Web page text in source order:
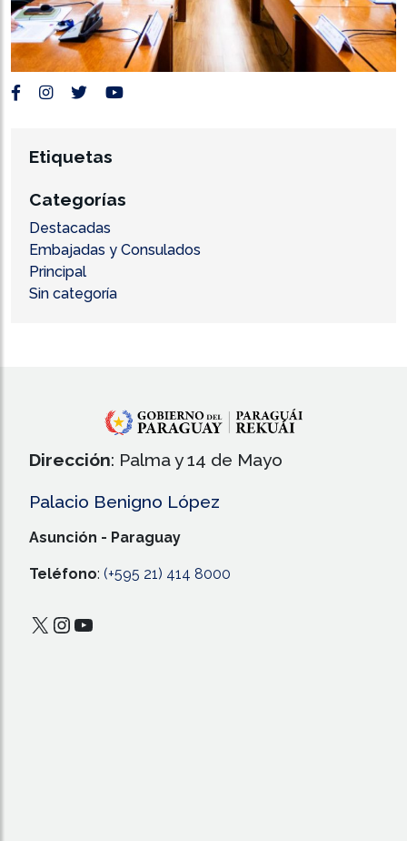
Etiquetas
Categorías
Destacadas
Embajadas y Consulados
Principal
Sin categoría
Dirección: Palma y 14 de Mayo
Palacio Benigno López
Asunción - Paraguay
Teléfono: (+595 21) 414 8000
X Instagram
YouTube